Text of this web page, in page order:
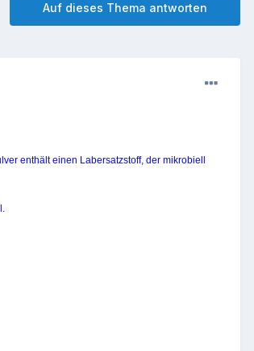
Auf dieses Thema antworten
enthält einen Labersatzstoff, der mikrobiell